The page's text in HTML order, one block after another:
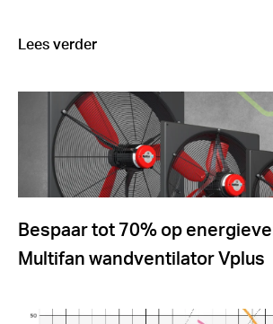
Lees verder
Bespaar tot 70% op
Multifan wandventilator Vplus